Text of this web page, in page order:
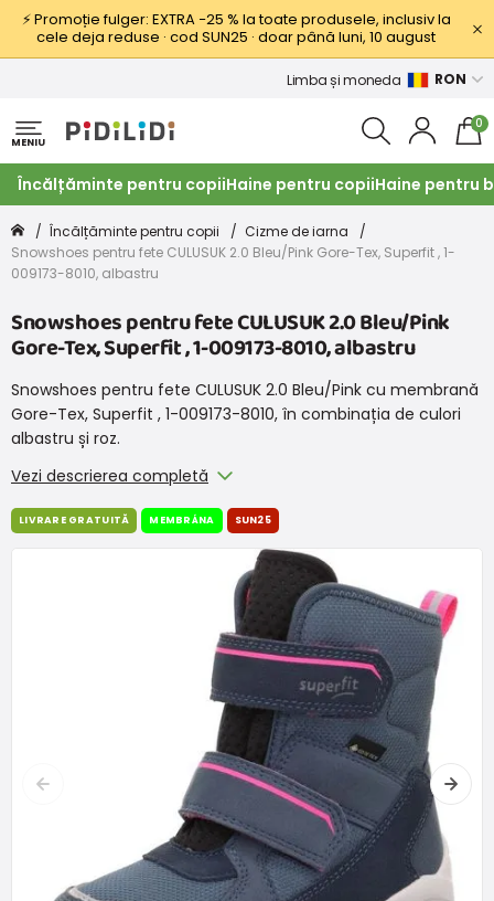
⚡ Promoție fulger: EXTRA −25 % la toate produsele, inclusiv la
cele deja reduse · cod SUN25 · doar până luni, 10 august
Limba și moneda RON
MENIU
0
Încălțăminte pentru copiiHaine pentru copiiHaine pentru
Încălțăminte pentru copii
Cizme de iarna
Snowshoes pentru fete CULUSUK 2.0 Bleu/Pink Gore-Tex, Superfit , 1-
009173-8010, albastru
Snowshoes pentru fete CULUSUK 2.0 Bleu/Pink
Gore-Tex, Superfit , 1-009173-8010, albastru
Snowshoes pentru fete CULUSUK 2.0 Bleu/Pink cu membrană
Gore-Tex, Superfit , 1-009173-8010, în combinația de culori
albastru și roz.
Vezi descrierea completă
LIVRARE GRATUITĂ MEMBRÁNA SUN25